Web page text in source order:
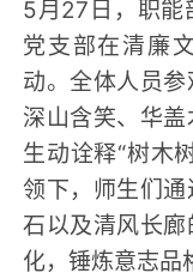
5月27日，职能
党支部在清廉
动。全体人员参
深山含笑、华盖
生动诠释“树木
领下，师生们
石以及清风长
化，锤炼意志品